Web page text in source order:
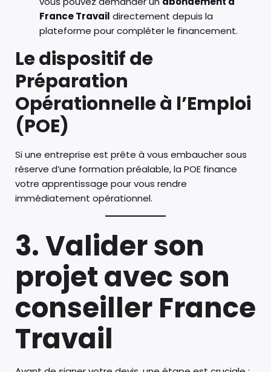
France Travail directement depuis la
plateforme pour compléter le financement.
Le dispositif de
Préparation
Opérationnelle à l’Emploi
(POE)
Si une entreprise est prête à vous embaucher sous
réserve d’une formation préalable, la POE finance
votre apprentissage pour vous rendre
immédiatement opérationnel.
3. Valider son
projet avec son
conseiller France
Travail